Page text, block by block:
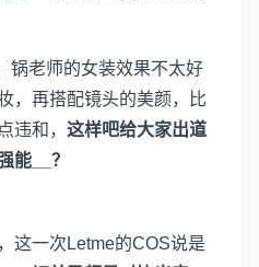
锅老师的女装效果不太好
，再搭配镜头的美颜，比
违和， 这样吧给大家出道
能__？
这一次Letme的COS说是